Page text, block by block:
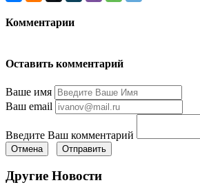
Комментарии
Оставить комментарий
Ваше имя
Ваш email
Введите Ваш комментарий
Отмена Отправить
Другие Новости